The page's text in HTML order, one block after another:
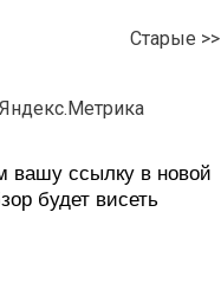
Старые >>
вашу ссылку в новой
будет висеть